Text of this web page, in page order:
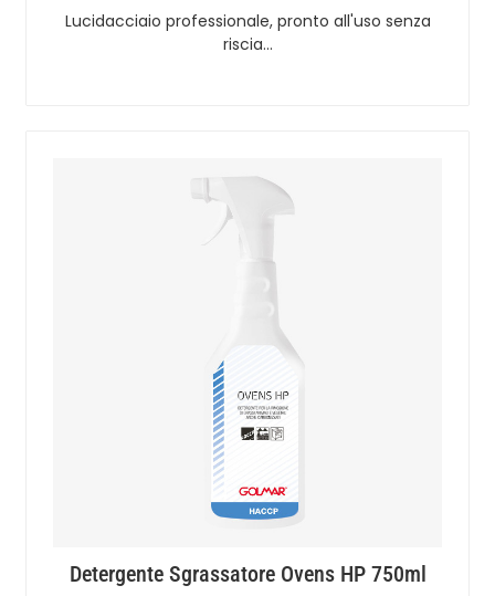
Lucidacciaio professionale, pronto all'uso senza
riscia…
Detergente Sgrassatore Ovens HP 750ml